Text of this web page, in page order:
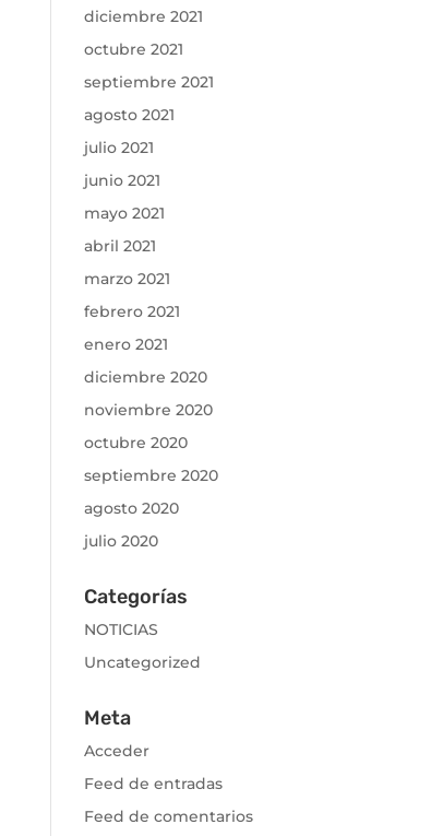
diciembre 2021
octubre 2021
septiembre 2021
agosto 2021
julio 2021
junio 2021
mayo 2021
abril 2021
marzo 2021
febrero 2021
enero 2021
diciembre 2020
noviembre 2020
octubre 2020
septiembre 2020
agosto 2020
julio 2020
Categorías
NOTICIAS
Uncategorized
Meta
Acceder
Feed de entradas
Feed de comentarios